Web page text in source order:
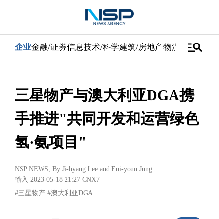
企业金融/证券信息技术/科学建筑/房地产物流/配送汽车
manage_search
三星物产与澳大利亚DGA携
手推进"共同开发和运营绿色
氢·氨项目"
NSP NEWS, By Ji-hyang Lee and Eui-youn Jung
輸入 2023-05-18 21:27 CNX7
#三星物产 #澳大利亚DGA